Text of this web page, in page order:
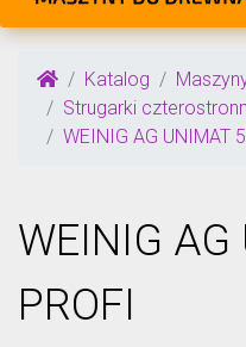
Katalog
Strugarki
WEINIG AG UNIMAT
WEINIG
PROFI